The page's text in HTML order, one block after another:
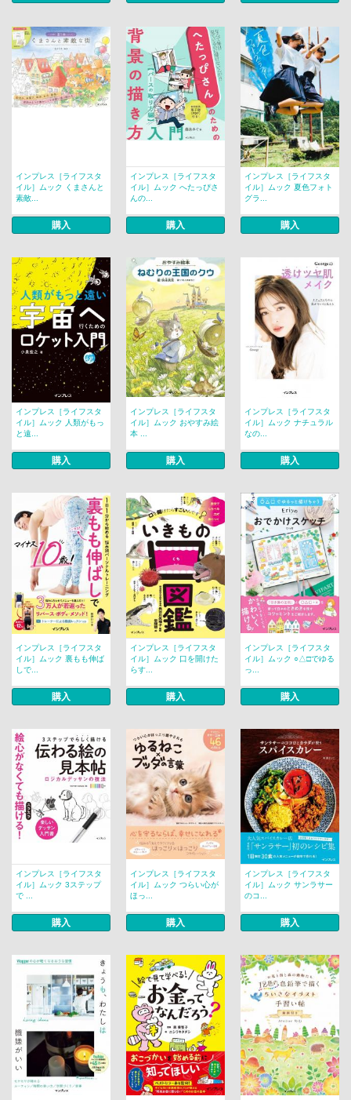
インプレス［ライフスタ
イル］ムック くまさんと
素敵...
購入
インプレス［ライフスタ
イル］ムック へたっぴさ
んの...
購入
インプレス［ライフスタ
イル］ムック 夏色フォト
グラ...
購入
インプレス［ライフスタ
イル］ムック 人類がもっ
と遠...
購入
インプレス［ライフスタ
イル］ムック おやすみ絵
本 ...
購入
インプレス［ライフスタ
イル］ムック ナチュラル
なの...
購入
インプレス［ライフスタ
イル］ムック 裏もも伸ば
しで...
購入
インプレス［ライフスタ
イル］ムック 口を開けた
らす...
購入
インプレス［ライフスタ
イル］ムック ○△□でゆる
っ...
購入
インプレス［ライフスタ
イル］ムック 3ステップ
で ...
購入
インプレス［ライフスタ
イル］ムック つらい心が
ほっ...
購入
インプレス［ライフスタ
イル］ムック サンラサー
のコ...
購入